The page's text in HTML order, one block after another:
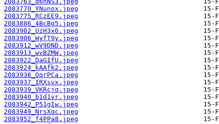
2083770_YNunox.jpeg
2083775_RCzEE9.jpeg
2083886_4BcBg5.jpeg
2083902_UzH3x6.jpeg
2083906_WyfT9y.jpeg
2083912_wV9DND.jpeg
2083913_wvBZMW.jpeg
2083922_DaGIfU.jpeg
2083924_kAAfk2.jpeg
2083936_OqrPCa.jpeg
2083937_IRXsvx.jpeg
2083939_VKRcjq.jpeg
2083940_b1d1vr.jpeg
2083942_P51gIw.jpeg
2083949_NrsXqc.jpeg
2083952_f4PPa8.jpeg